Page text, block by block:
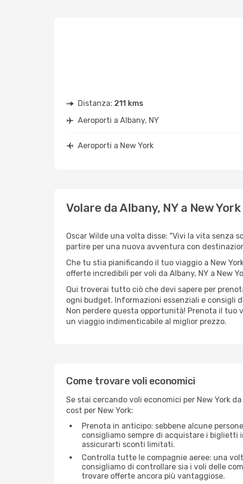
Distanza: 211 kms
Aeroporti a Albany, NY
Aeroporti a New York
Volare da Albany, NY a New York
Oscar Wilde una volta disse: "Vivi la vita senza
partire per una nuova avventura con
Che tu stia pianificando il tuo viaggio a New
offerte incredibili per voli da Albany, NY a New
Qui troverai tutto ciò che devi sapere per
ogni budget. Informazioni essenziali e consigli
Non perdere questa opportunità! Prenota il tuo
un viaggio indimenticabile al miglior prezzo.
Come trovare voli economici
Se stai cercando voli economici per New York
cost per New York:
Prenota in anticipo: sebbene alcune
consigliamo sempre di acquistare i biglietti
assicurarti sconti limitati.
Controlla tutte le compagnie aeree: una
consigliamo di controllare sia i voli delle
trovare offerte ancora più vantaggiose.